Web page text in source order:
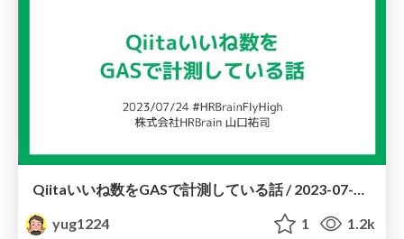
Qiitaいいね数をGASで計測している話 / 2023-07-24-HRBrainFlyHigh
yug1224
1 1.2k